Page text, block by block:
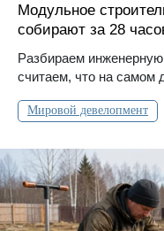
Модульное
собирают за 28
Разбираем
считаем, что на самом
Мировой девелопмент